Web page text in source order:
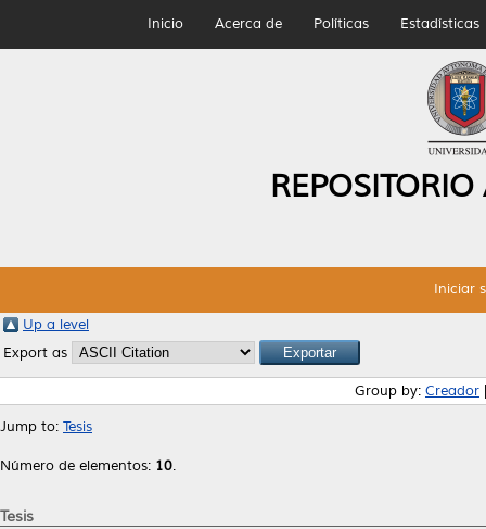
Inicio Acerca de Políticas Estadísticas
Iniciar
Up a level
Export as
Group by: Creador
Jump to: Tesis
Número de elementos: 10.
Tesis